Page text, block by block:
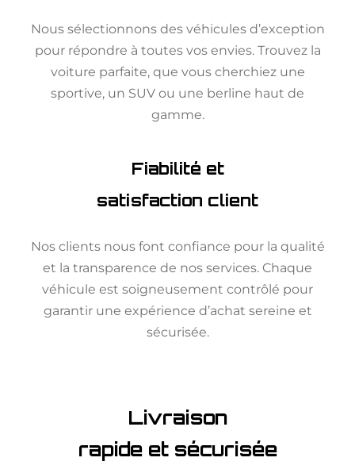
Nous sélectionnons des véhicules d’exception
pour répondre à toutes vos envies. Trouvez la
voiture parfaite, que vous cherchiez une
sportive, un SUV ou une berline haut de
gamme.
Fiabilité et
satisfaction client
Nos clients nous font confiance pour la qualité
et la transparence de nos services. Chaque
véhicule est soigneusement contrôlé pour
garantir une expérience d’achat sereine et
sécurisée.
Livraison
rapide et sécurisée